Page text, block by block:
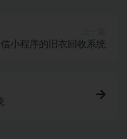
小程序的旧衣回收系统